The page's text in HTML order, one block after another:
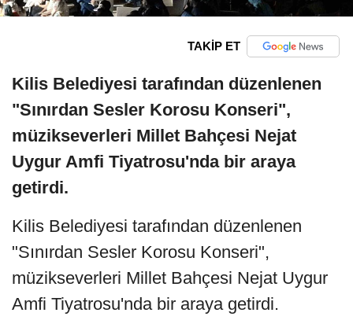
TAKİP ET
Kilis Belediyesi tarafından düzenlenen
"Sınırdan Sesler Korosu Konseri",
müzikseverleri Millet Bahçesi Nejat
Uygur Amfi Tiyatrosu'nda bir araya
getirdi.
Kilis Belediyesi tarafından düzenlenen
"Sınırdan Sesler Korosu Konseri",
müzikseverleri Millet Bahçesi Nejat Uygur
Amfi Tiyatrosu'nda bir araya getirdi.